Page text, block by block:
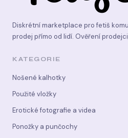
Diskrétní marketplace pro fetiš
prodej přímo od lidí. Ověření
KATEGORIE
Nošené kalhotky
Použité vložky
Erotické fotografie a videa
Ponožky a punčochy